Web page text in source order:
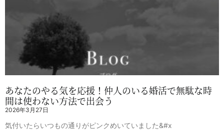
あなたのやる気を応援！仲人のいる婚活で無駄な時
間は使わない方法で出会う
2026年3月27日
気付いたらいつもの通りがピンクめいていました&#x